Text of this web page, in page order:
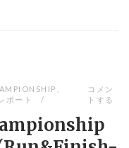
ポート
コメン
トする